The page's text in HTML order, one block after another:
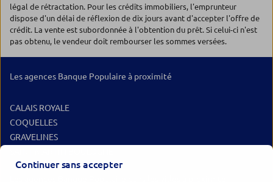
légal de rétractation. Pour les crédits immobiliers, l'emprunteur
dispose d'un délai de réflexion de dix jours avant d'accepter l'offre de
crédit. La vente est subordonnée à l'obtention du prêt. Si celui-ci n'est
pas obtenu, le vendeur doit rembourser les sommes versées.
Les agences Banque Populaire à proximité
CALAIS ROYALE
COQUELLES
GRAVELINES
Continuer sans accepter